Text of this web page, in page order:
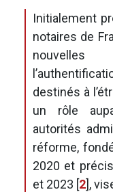
Initialement
notaires de
destinés à
un rôle
autorités
réforme,
2020 et
et 2023 [2],